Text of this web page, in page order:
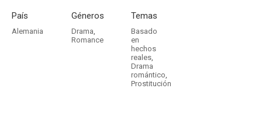
País
Alemania
Géneros
Drama,
Romance
Temas
Basado
en
hechos
reales,
Drama
romántico,
Prostitución